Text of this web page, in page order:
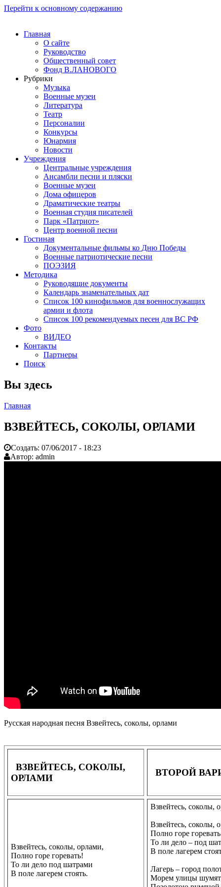
Перейти к основному содержанию
Главная
О сайте
Руководство
Общественный совет
Фонд В.ЛАНОВОГО
Рубрики
Музыка
Военные музеи
Литература
Театр
Персоналии
Конкурсы
Юнармия
Новости
Учреждения
Центральные учреждения
Ансамбли песни и пляски
Военные музеи
Дома офицеров
Драматические театры
Военная студия писателей
Парк «Патриот»
Центр военной песни
Гостиная
Документальные фильмы ко Дню Победы
Военные патриотические песни
ПОЭЗИЯ
Методика
Руководящие документы
Календарь знаменательных дат
Список 100 кинофильмов для военнослужащих
армии и флота
Список 100 рекомендуемых песен для ВС РФ
Фото
ВИДЕО
Контакты
Партнеры
Поиск
Вы здесь
Главная
ВЗВЕЙТЕСЬ, СОКОЛЫ, ОРЛАМИ
Создать: 07/06/2017 - 18:23
Автор: admin
Русская народная песня Взвейтесь, соколы, орлами
ВЗВЕЙТЕСЬ, СОКОЛЫ,
ОРЛАМИ
ВТОРОЙ
Взвейтесь, соколы, орлами,
Полно горе горевать!
То ли дело под шатрами
В поле лагерем стоять.
Взвейтесь, соколы,
Взвейтесь, соколы,
Полно горе
То ли дело – под
В поле лагерем
Лагерь – город
Морем улицы